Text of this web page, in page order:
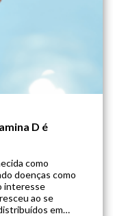
D é
como
doenças como
interesse
ao se
em